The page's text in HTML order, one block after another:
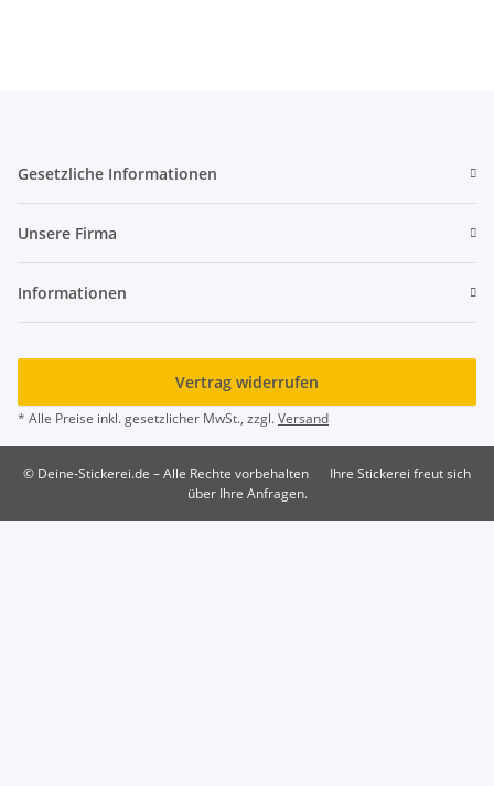
Gesetzliche Informationen
Unsere Firma
Informationen
Vertrag widerrufen
* Alle Preise inkl. gesetzlicher MwSt., zzgl.Versand
© Deine-Stickerei.de – Alle Rechte vorbehalten
Ihre Stickerei freut sich
über Ihre Anfragen.